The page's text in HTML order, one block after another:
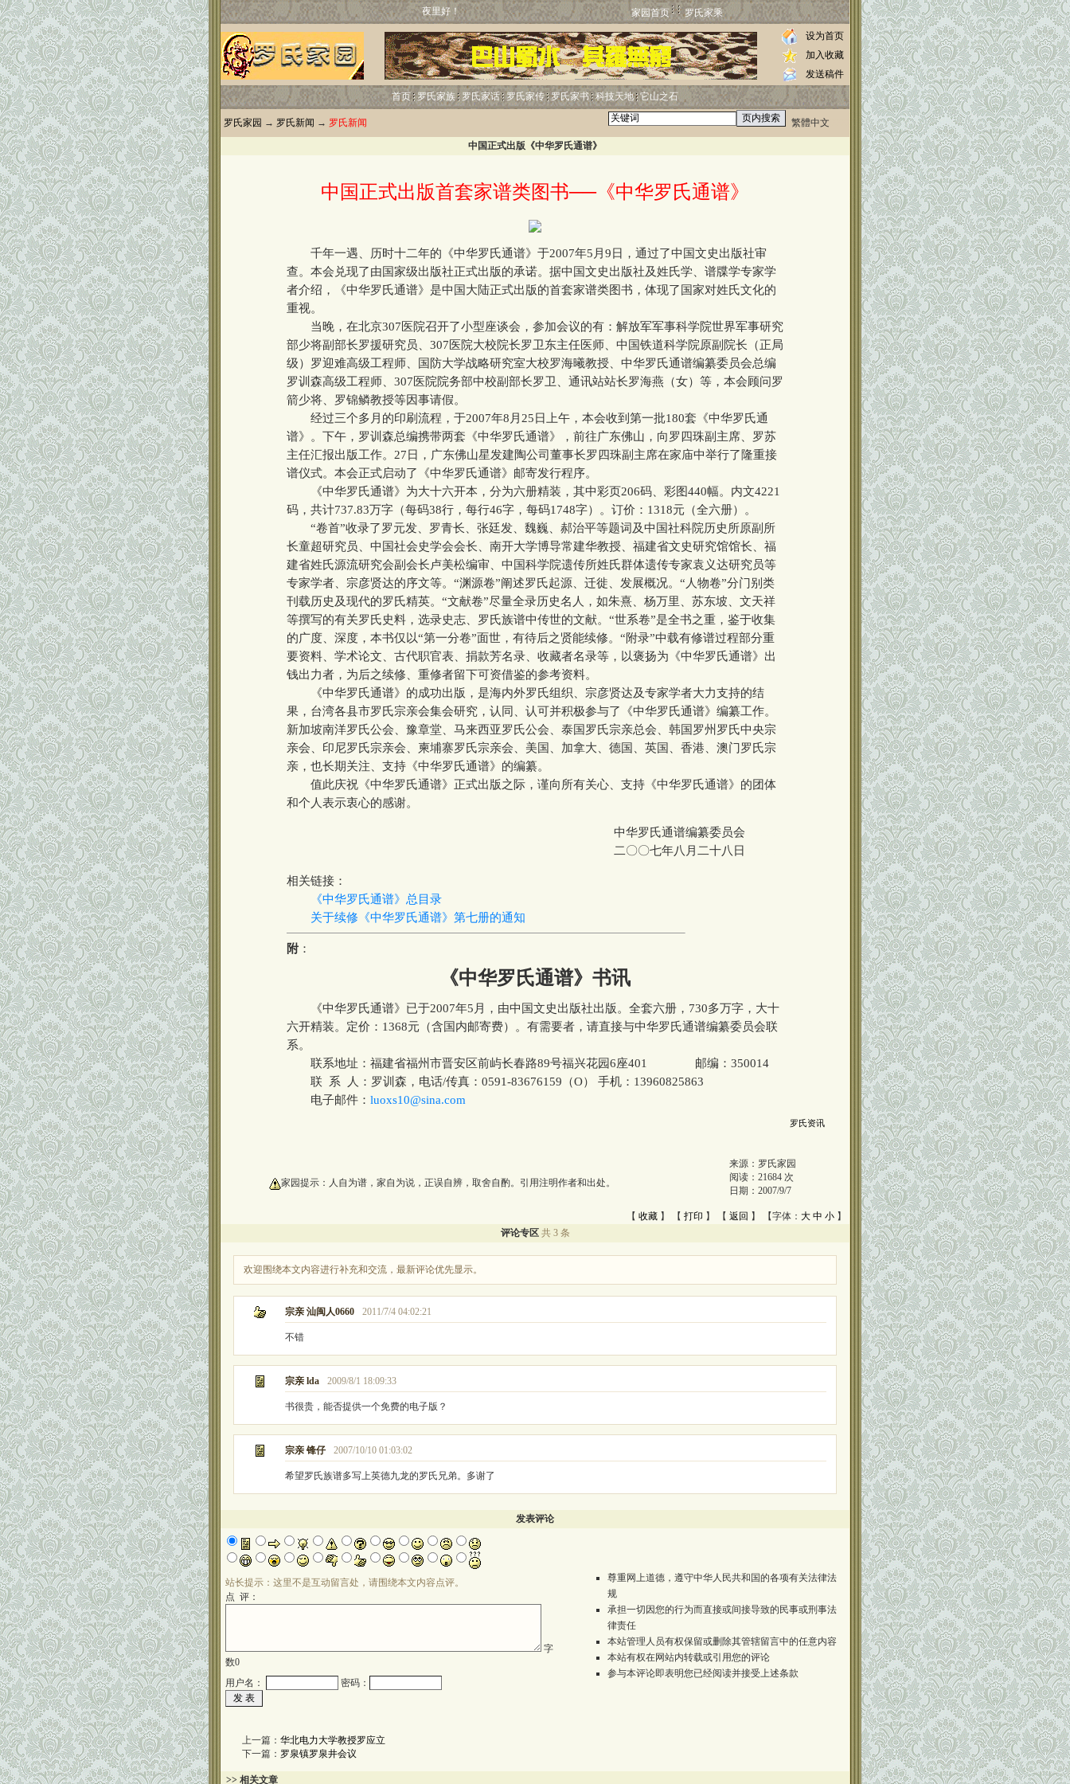
夜里好！ 家园首页 罗氏家乘
设为首页
加入收藏
发送稿件
首页 罗氏家族 罗氏家话 罗氏家传 罗氏家书 科技天地 它山之石
罗氏家园 → 罗氏新闻 → 罗氏新闻 繁體中文
中国正式出版《中华罗氏通谱》
中国正式出版首套家谱类图书──《中华罗氏通谱》
千年一遇、历时十二年的《中华罗氏通谱》于2007年5月9日，通过了中国文史出版社审
查。本会兑现了由国家级出版社正式出版的承诺。据中国文史出版社及姓氏学、谱牒学专家学
者介绍，《中华罗氏通谱》是中国大陆正式出版的首套家谱类图书，体现了国家对姓氏文化的
重视。
当晚，在北京307医院召开了小型座谈会，参加会议的有：解放军军事科学院世界军事研究
部少将副部长罗援研究员、307医院大校院长罗卫东主任医师、中国铁道科学院原副院长（正局
级）罗迎难高级工程师、国防大学战略研究室大校罗海曦教授、中华罗氏通谱编纂委员会总编
罗训森高级工程师、307医院院务部中校副部长罗卫、通讯站站长罗海燕（女）等，本会顾问罗
箭少将、罗锦鳞教授等因事请假。
经过三个多月的印刷流程，于2007年8月25日上午，本会收到第一批180套《中华罗氏通
谱》。下午，罗训森总编携带两套《中华罗氏通谱》，前往广东佛山，向罗四珠副主席、罗苏
主任汇报出版工作。27日，广东佛山星发建陶公司董事长罗四珠副主席在家庙中举行了隆重接
谱仪式。本会正式启动了《中华罗氏通谱》邮寄发行程序。
《中华罗氏通谱》为大十六开本，分为六册精装，其中彩页206码、彩图440幅。内文4221
码，共计737.83万字（每码38行，每行46字，每码1748字）。订价：1318元（全六册）。
“卷首”收录了罗元发、罗青长、张廷发、魏巍、郝治平等题词及中国社科院历史所原副所
长童超研究员、中国社会史学会会长、南开大学博导常建华教授、福建省文史研究馆馆长、福
建省姓氏源流研究会副会长卢美松编审、中国科学院遗传所姓氏群体遗传专家袁义达研究员等
专家学者、宗彦贤达的序文等。“渊源卷”阐述罗氏起源、迁徙、发展概况。“人物卷”分门别类
刊载历史及现代的罗氏精英。“文献卷”尽量全录历史名人，如朱熹、杨万里、苏东坡、文天祥
等撰写的有关罗氏史料，选录史志、罗氏族谱中传世的文献。“世系卷”是全书之重，鉴于收集
的广度、深度，本书仅以“第一分卷”面世，有待后之贤能续修。“附录”中载有修谱过程部分重
要资料、学术论文、古代职官表、捐款芳名录、收藏者名录等，以褒扬为《中华罗氏通谱》出
钱出力者，为后之续修、重修者留下可资借鉴的参考资料。
《中华罗氏通谱》的成功出版，是海内外罗氏组织、宗彦贤达及专家学者大力支持的结
果，台湾各县市罗氏宗亲会集会研究，认同、认可并积极参与了《中华罗氏通谱》编纂工作。
新加坡南洋罗氏公会、豫章堂、马来西亚罗氏公会、泰国罗氏宗亲总会、韩国罗州罗氏中央宗
亲会、印尼罗氏宗亲会、柬埔寨罗氏宗亲会、美国、加拿大、德国、英国、香港、澳门罗氏宗
亲，也长期关注、支持《中华罗氏通谱》的编纂。
值此庆祝《中华罗氏通谱》正式出版之际，谨向所有关心、支持《中华罗氏通谱》的团体
和个人表示衷心的感谢。
中华罗氏通谱编纂委员会
二〇〇七年八月二十八日
相关链接：
《中华罗氏通谱》总目录
关于续修《中华罗氏通谱》第七册的通知
附 ：
《中华罗氏通谱》书讯
《中华罗氏通谱》已于2007年5月，由中国文史出版社出版。全套六册，730多万字，大十
六开精装。定价：1368元（含国内邮寄费）。有需要者，请直接与中华罗氏通谱编纂委员会联
系。
联系地址：福建省福州市晋安区前屿长春路89号福兴花园6座401 邮编：350014
联 系 人：罗训森，电话/传真：0591-83676159（O） 手机：13960825863
电子邮件： luoxs10@sina.com
罗氏资讯
家园提示：人自为谱，家自为说，正误自辨，取舍自酌。引用注明作者和出处。
来源： 罗氏家园
阅读： 21684 次
日期： 2007/9/7
【 收藏 】 【 打印 】 【 返回 】 【字体： 大 中 小 】
评论专区 共 3 条
欢迎围绕本文内容进行补充和交流，最新评论优先显示。
宗亲 汕闽人0660 2011/7/4 04:02:21
不错
宗亲 lda 2009/8/1 18:09:33
书很贵，能否提供一个免费的电子版？
宗亲 锋仔 2007/10/10 01:03:02
希望罗氏族谱多写上英德九龙的罗氏兄弟。多谢了
发表评论
站长提示：这里不是互动留言处，请围绕本文内容点评。
点 评：
字
数0
用户名：
密码：
尊重网上道德，遵守中华人民共和国的各项有关法律法
规
承担一切因您的行为而直接或间接导致的民事或刑事法
律责任
本站管理人员有权保留或删除其管辖留言中的任意内容
本站有权在网站内转载或引用您的评论
参与本评论即表明您已经阅读并接受上述条款
上一篇： 华北电力大学教授罗应立
下一篇： 罗泉镇罗泉井会议
>> 相关文章